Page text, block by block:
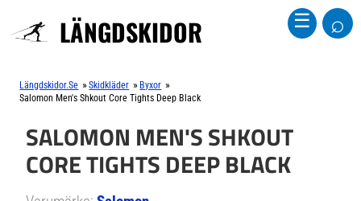
LÄNGDSKIDOR ☰ ⌕
Längdskidor.se »Skidkläder » Byxor »
Salomon Men's Shkout Core Tights Deep Black
SALOMON MEN'S SHKOUT
CORE TIGHTS DEEP BLACK